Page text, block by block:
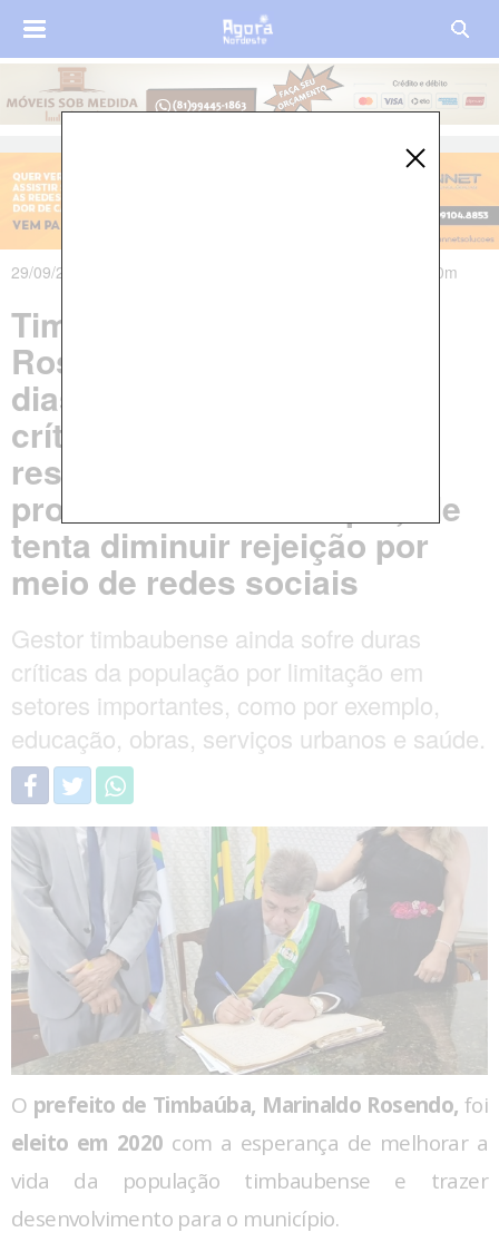
29/09/2023 às 12h29m - Atualizado em 29/09/2023 às 13h10m
Timbaúba: Marinaldo
Rosendo chega aos 1.000
dias de governo sofrendo
críticas por não conseguir
resolver maioria dos
problemas do município; ele
tenta diminuir rejeição por
meio de redes sociais
Gestor timbaubense ainda sofre duras
críticas da população por limitação em
setores importantes, como por exemplo,
educação, obras, serviços urbanos e saúde.
O prefeito de Timbaúba, Marinaldo Rosendo, foi
eleito em 2020 com a esperança de melhorar a
vida da população timbaubense e trazer
desenvolvimento para o município.